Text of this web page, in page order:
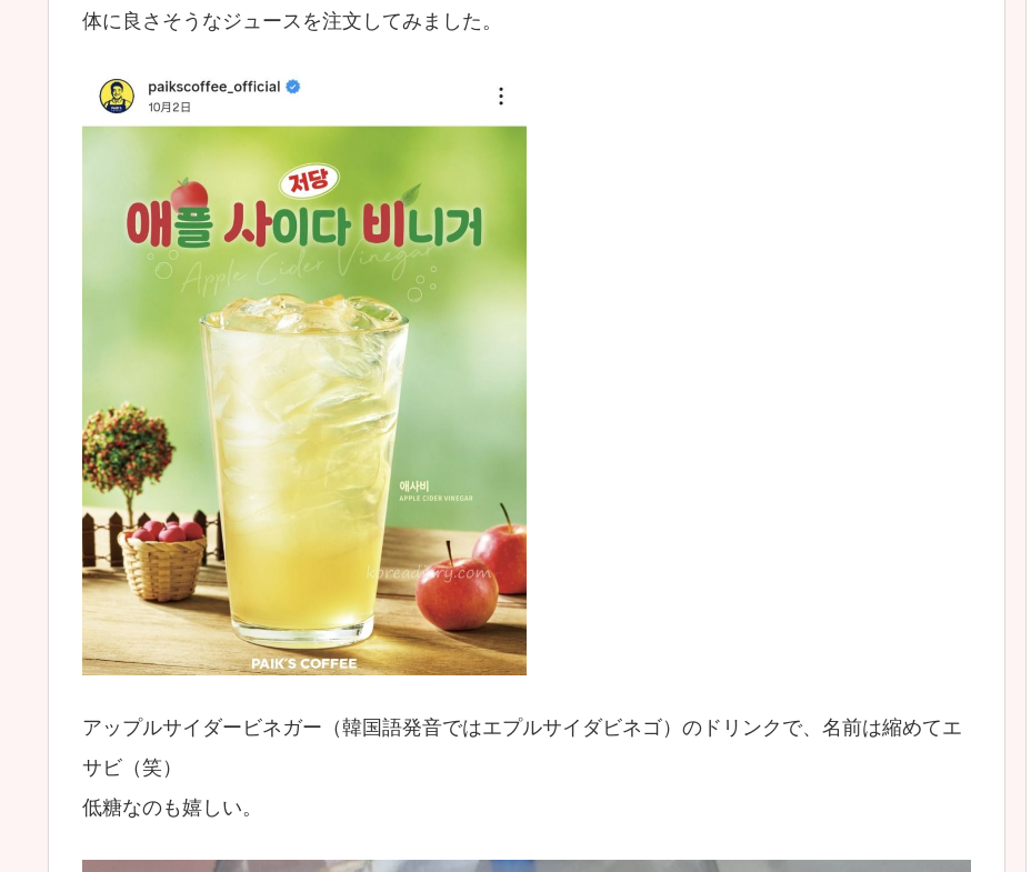
体に良さそうなジュースを注文してみました。
アップルサイダービネガー（韓国語発音ではエプルサイダビネゴ）のドリンクで、名前は縮めてエ
サビ（笑）
低糖なのも嬉しい。